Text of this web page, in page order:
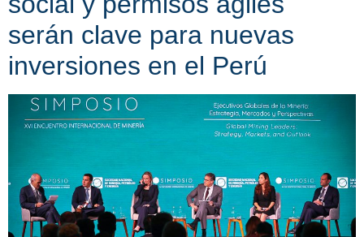
serán clave para nuevas
inversiones en el Perú